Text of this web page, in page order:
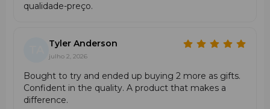
qualidade-preço.
Tyler Anderson
julho 2, 2026
Bought to try and ended up buying 2 more as gifts.
Confident in the quality. A product that makes a
difference.